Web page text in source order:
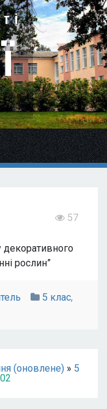
57
декоративного
рослин”
5 клас,
(оновлене) » 5